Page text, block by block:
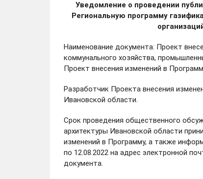
Уведомление о проведении
Региональную программу
Наименование документа: Проект
коммунального хозяйства,
Проект внесения изменений в
Разработчик Проекта внесения
Ивановской области.
Срок проведения общественного
архитектуры Ивановской области
изменений в Программу, а также
по 12.08.2022 на адрес электронной
документа.